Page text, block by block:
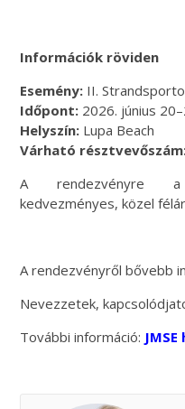
Információk röviden
Esemény: II.
Időpont: 2026. június
Helyszín: Lupa Beach
Várható
A rendezvényre a
kedvezményes, közel
A rendezvényről bővebb
Nevezzetek,
További információ: